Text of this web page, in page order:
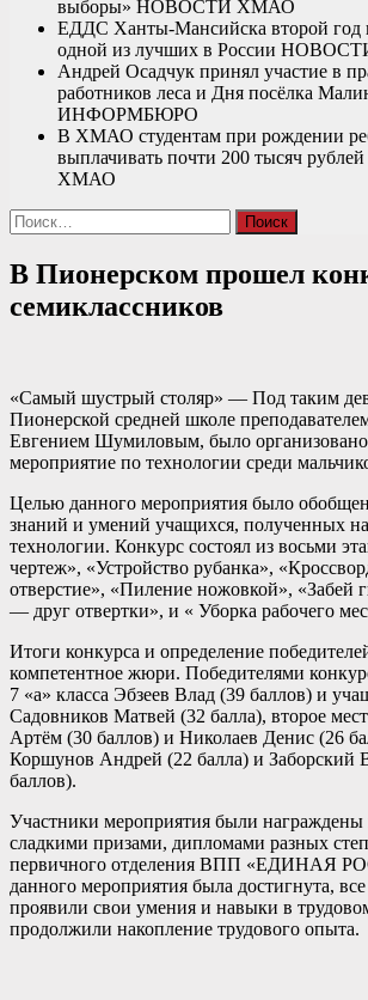
выборы» НОВОСТИ ХМАО
ЕДДС Ханты-Мансийска второй год
одной из лучших в России
Андрей Осадчук принял участие в
работников леса и Дня посёлка
ИНФОРМБЮРО
В ХМАО студентам при рождении
выплачивать почти 200 тысяч рублей
ХМАО
Найти:
В Пионерском прошел
семиклассников
«Самый шустрый столяр» — Под таким
Пионерской средней школе
Евгением Шумиловым, было организовано
мероприятие по технологии среди
Целью данного мероприятия было
знаний и умений учащихся, полученных
технологии. Конкурс состоял из восьми
чертеж», «Устройство рубанка»,
отверстие», «Пиление ножовкой», «Забей
— друг отвертки», и « Уборка рабочего
Итоги конкурса и определение
компетентное жюри. Победителями
7 «а» класса Эбзеев Влад (39 баллов) и
Садовников Матвей (32 балла), второе
Артём (30 баллов) и Николаев Денис (26
Коршунов Андрей (22 балла) и Заборский
баллов).
Участники мероприятия были награждены
сладкими призами, дипломами разных
первичного отделения ВПП «ЕДИНАЯ
данного мероприятия была достигнута,
проявили свои умения и навыки в
продолжили накопление трудового опыта.